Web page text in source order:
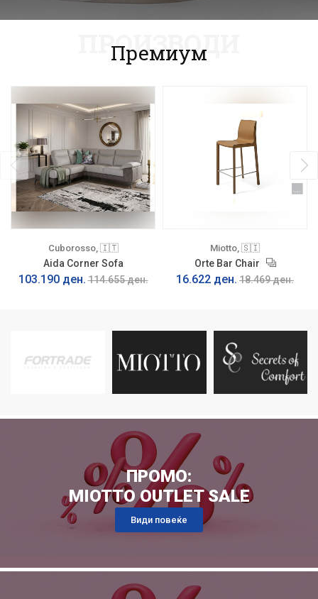
Премиум
ПРОИЗВОДИ
Cuborosso, 🇮🇹
Aida Corner Sofa
103.190 ден. 114.655 ден.
Miotto, 🇸🇮
Orte Bar Chair
16.622 ден. 18.469 ден.
ПРОМО:
MIOTTO OUTLET SALE
Види повеќе